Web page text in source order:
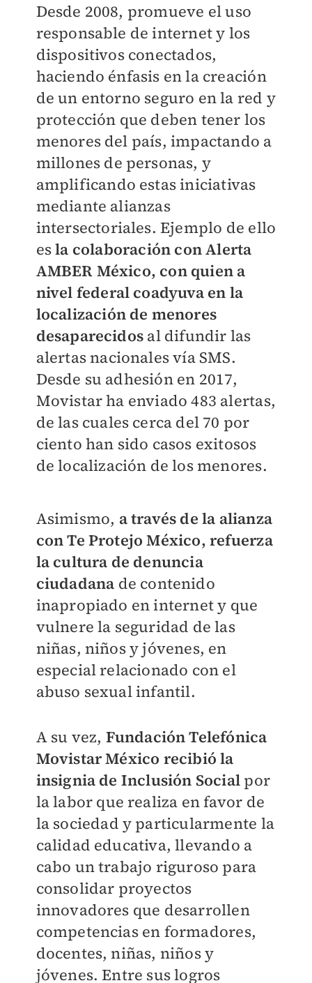
Desde 2008, promueve el uso
responsable de internet y los
dispositivos conectados,
haciendo énfasis en la creación
de un entorno seguro en la red y
protección que deben tener los
menores del país, impactando a
millones de personas, y
amplificando estas iniciativas
mediante alianzas
intersectoriales. Ejemplo de ello
esla colaboración con Alerta
AMBER México, con quien a
nivel federal coadyuva en la
localización de menores
desaparecidos al difundir las
alertas nacionales vía SMS.
Desde su adhesión en 2017,
Movistar ha enviado 483 alertas,
de las cuales cerca del 70 por
ciento han sido casos exitosos
de localización de los menores.
Asimismo, a través de la alianza
con Te Protejo México, refuerza
la cultura de denuncia
ciudadana de contenido
inapropiado en internet y que
vulnere la seguridad de las
niñas, niños y jóvenes, en
especial relacionado con el
abuso sexual infantil.
A su vez, Fundación Telefónica
Movistar México recibió la
insignia de Inclusión Social por
la labor que realiza en favor de
la sociedad y particularmente la
calidad educativa, llevando a
cabo un trabajo riguroso para
consolidar proyectos
innovadores que desarrollen
competencias en formadores,
docentes, niñas, niños y
jóvenes. Entre sus logros